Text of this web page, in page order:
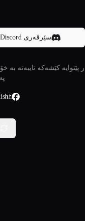
سێرڤەری Discord
پێتوایە کێشەکە تایبەتە